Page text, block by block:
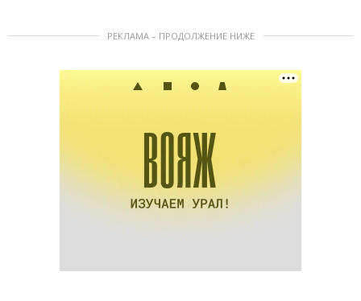
РЕКЛАМА – ПРОДОЛЖЕНИЕ НИЖЕ